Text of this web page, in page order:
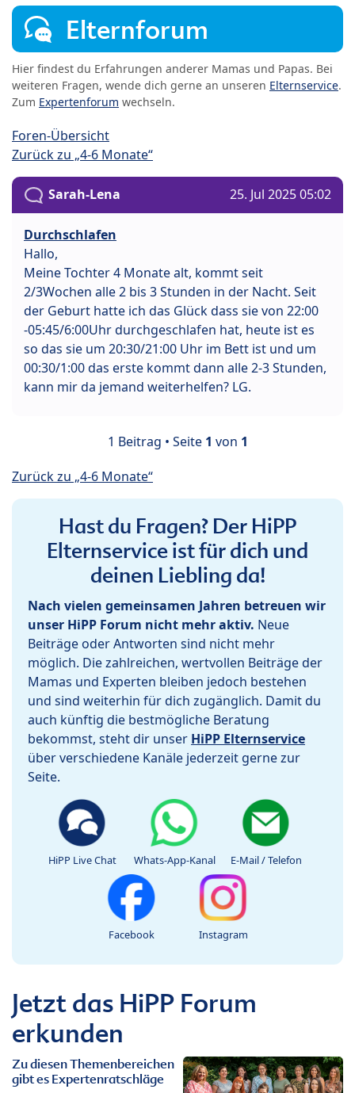
Elternforum
Hier findest du Erfahrungen anderer Mamas und Papas. Bei
weiteren Fragen, wende dich gerne an unseren Elternservice.
Zum Expertenforum wechseln.
Foren-Übersicht
Zurück zu „4-6 Monate“
Sarah-Lena 25. Jul 2025 05:02
Durchschlafen
Hallo,
Meine Tochter 4 Monate alt, kommt seit
2/3Wochen alle 2 bis 3 Stunden in der Nacht. Seit
der Geburt hatte ich das Glück dass sie von 22:00
-05:45/6:00Uhr durchgeschlafen hat, heute ist es
so das sie um 20:30/21:00 Uhr im Bett ist und um
00:30/1:00 das erste kommt dann alle 2-3 Stunden,
kann mir da jemand weiterhelfen? LG.
1 Beitrag • Seite 1 von 1
Zurück zu „4-6 Monate“
Hast du Fragen? Der HiPP
Elternservice ist für dich und
deinen Liebling da!
Nach vielen gemeinsamen Jahren betreuen wir
unser HiPP Forum nicht mehr aktiv. Neue
Beiträge oder Antworten sind nicht mehr
möglich. Die zahlreichen, wertvollen Beiträge der
Mamas und Experten bleiben jedoch bestehen
und sind weiterhin für dich zugänglich. Damit du
auch künftig die bestmögliche Beratung
bekommst, steht dir unser HiPP Elternservice
über verschiedene Kanäle jederzeit gerne zur
Seite.
HiPP Live Chat Whats-App-Kanal E-Mail / Telefon
Facebook Instagram
Jetzt das HiPP Forum
erkunden
Zu diesen Themenbereichen
gibt es Expertenratschläge